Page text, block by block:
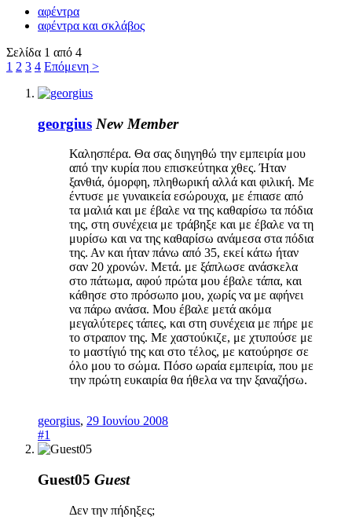
αφέντρα
αφέντρα και σκλάβος
Σελίδα 1 από 4
1 2 3 4 Επόμενη >
georgius New Member
Καλησπέρα. Θα σας διηγηθώ την εμπειρία μου
από την κυρία που επισκεύτηκα χθες. Ήταν
ξανθιά, όμορφη, πληθωρική αλλά και φιλική. Με
έντυσε με γυναικεία εσώρουχα, με έπιασε από
τα μαλιά και με έβαλε να της καθαρίσω τα πόδια
της, στη συνέχεια με τράβηξε και με έβαλε να τη
μυρίσω και να της καθαρίσω ανάμεσα στα πόδια
της. Αν και ήταν πάνω από 35, εκεί κάτω ήταν
σαν 20 χρονών. Μετά. με ξάπλωσε ανάσκελα
στο πάτωμα, αφού πρώτα μου έβαλε τάπα, και
κάθησε στο πρόσωπο μου, χωρίς να με αφήνει
να πάρω ανάσα. Μου έβαλε μετά ακόμα
μεγαλύτερες τάπες, και στη συνέχεια με πήρε με
το στραπον της. Με χαστούκιζε, με χτυπούσε με
το μαστίγιό της και στο τέλος, με κατούρησε σε
όλο μου το σώμα. Πόσο ωραία εμπειρία, που με
την πρώτη ευκαιρία θα ήθελα να την ξαναζήσω.
georgius, 29 Ιουνίου 2008
#1
Guest05 Guest
Δεν την πήδηξες;